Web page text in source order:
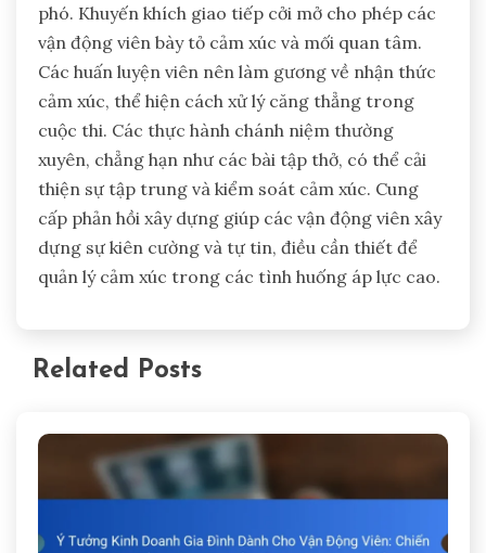
phó. Khuyến khích giao tiếp cởi mở cho phép các
vận động viên bày tỏ cảm xúc và mối quan tâm.
Các huấn luyện viên nên làm gương về nhận thức
cảm xúc, thể hiện cách xử lý căng thẳng trong
cuộc thi. Các thực hành chánh niệm thường
xuyên, chẳng hạn như các bài tập thở, có thể cải
thiện sự tập trung và kiểm soát cảm xúc. Cung
cấp phản hồi xây dựng giúp các vận động viên xây
dựng sự kiên cường và tự tin, điều cần thiết để
quản lý cảm xúc trong các tình huống áp lực cao.
Related Posts